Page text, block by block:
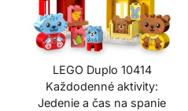
LEGO Duplo 10414
Každodenné aktivity:
Jedenie a čas na spanie